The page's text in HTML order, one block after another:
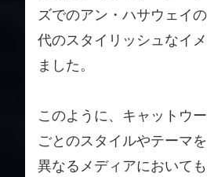
ズでのアン・ハサウェイ
代のスタイリッシュなイ
ました。
このように、キャットウ
ごとのスタイルやテーマ
異なるメディアにおいて